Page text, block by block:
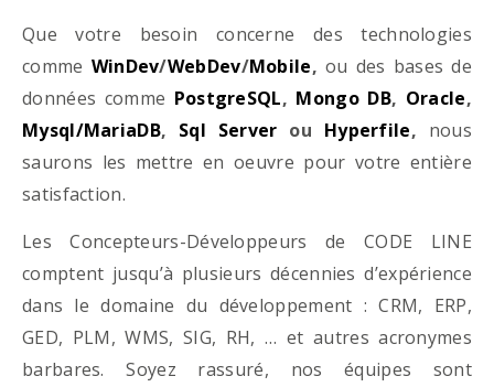
Que votre besoin concerne des technologies
comme WinDev/WebDev/Mobile, ou des bases de
données comme PostgreSQL, Mongo DB, Oracle,
Mysql/MariaDB, Sql Server ou Hyperfile, nous
saurons les mettre en oeuvre pour votre entière
satisfaction.
Les Concepteurs-Développeurs de CODE LINE
comptent jusqu’à plusieurs décennies d’expérience
dans le domaine du développement : CRM, ERP,
GED, PLM, WMS, SIG, RH, … et autres acronymes
barbares. Soyez rassuré, nos équipes sont